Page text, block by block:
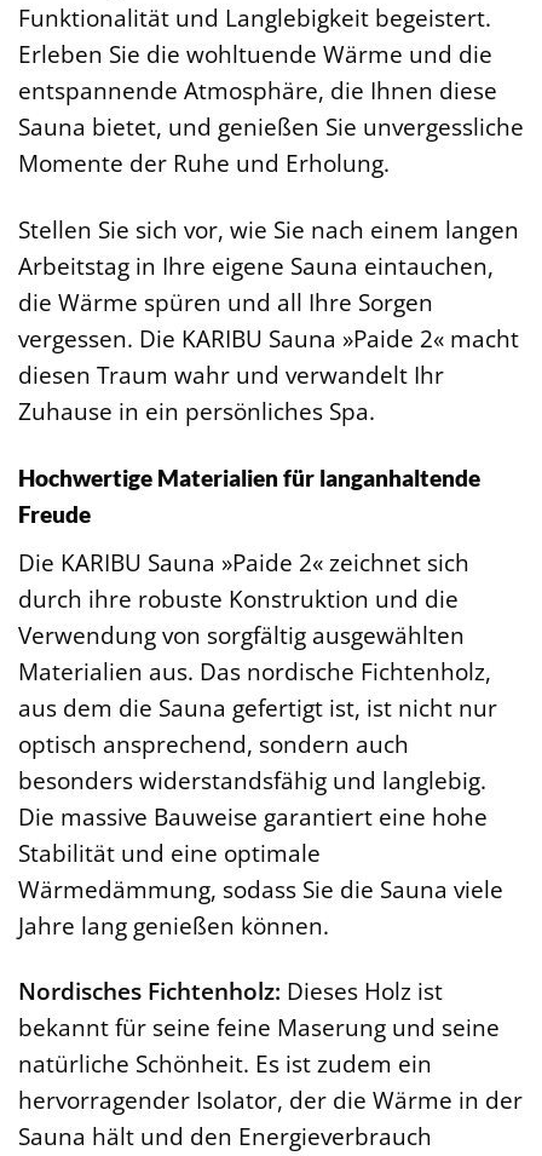
Funktionalität und Langlebigkeit begeistert.
Erleben Sie die wohltuende Wärme und die
entspannende Atmosphäre, die Ihnen diese
Sauna bietet, und genießen Sie unvergessliche
Momente der Ruhe und Erholung.
Stellen Sie sich vor, wie Sie nach einem langen
Arbeitstag in Ihre eigene Sauna eintauchen,
die Wärme spüren und all Ihre Sorgen
vergessen. Die KARIBU Sauna »Paide 2« macht
diesen Traum wahr und verwandelt Ihr
Zuhause in ein persönliches Spa.
Hochwertige Materialien für langanhaltende
Freude
Die KARIBU Sauna »Paide 2« zeichnet sich
durch ihre robuste Konstruktion und die
Verwendung von sorgfältig ausgewählten
Materialien aus. Das nordische Fichtenholz,
aus dem die Sauna gefertigt ist, ist nicht nur
optisch ansprechend, sondern auch
besonders widerstandsfähig und langlebig.
Die massive Bauweise garantiert eine hohe
Stabilität und eine optimale
Wärmedämmung, sodass Sie die Sauna viele
Jahre lang genießen können.
Nordisches Fichtenholz: Dieses Holz ist
bekannt für seine feine Maserung und seine
natürliche Schönheit. Es ist zudem ein
hervorragender Isolator, der die Wärme in der
Sauna hält und den Energieverbrauch